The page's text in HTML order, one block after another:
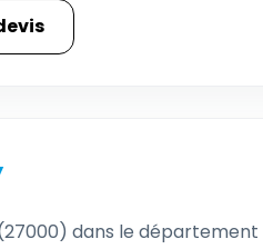
dans le département